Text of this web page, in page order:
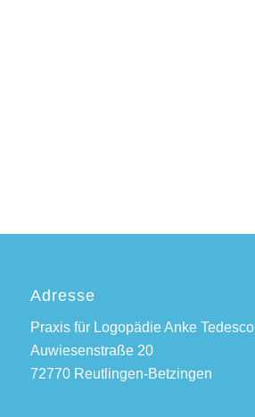
Adresse
Praxis für Logopädie Anke Tedesco
Auwiesenstraße 20
72770 Reutlingen-Betzingen